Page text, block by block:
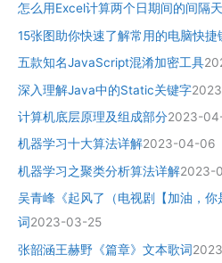
怎么用Excel计算两个日期间的间隔
15张图助你快速了解常用的电脑快捷
五款知名JavaScript混淆加密工具
深入理解Java中的Static关键字
计算机底层原理及组成部分2023-
机器学习十大算法详解2023-04-06
机器学习之聚类分析算法详解2023-
吴青峰《起风了（电视剧【加油，
词2023-03-25
张韶涵王赫野《篇章》文本歌词